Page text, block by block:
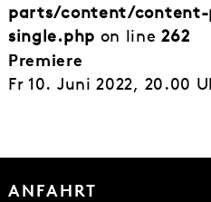
parts/content/content-
single.php on line262
Premiere
Fr 10. Juni 2022, 20.00
ANFAHRT